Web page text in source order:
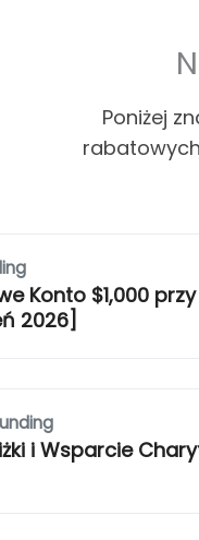
Poniżej
Konto $1,000
2026]
i Wsparcie